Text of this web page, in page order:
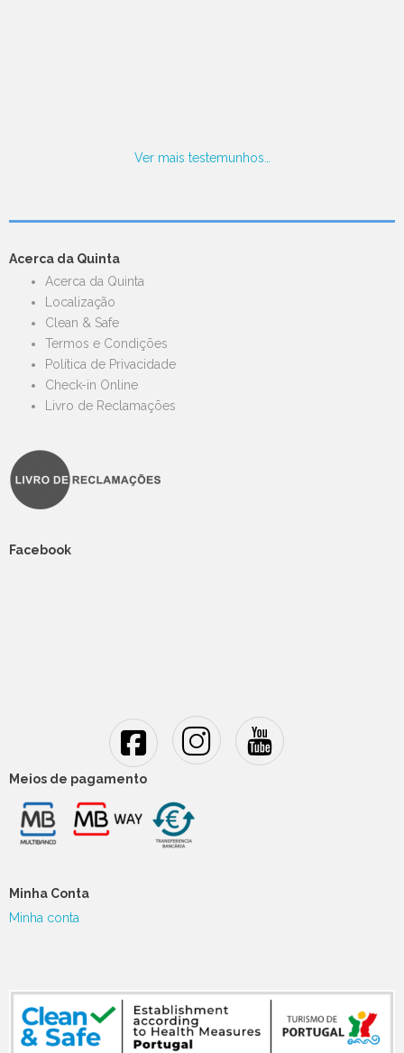
Ver mais testemunhos…
Acerca da Quinta
Acerca da Quinta
Localização
Clean & Safe
Termos e Condições
Política de Privacidade
Check-in Online
Livro de Reclamações
Facebook
Meios de pagamento
Minha Conta
Minha conta